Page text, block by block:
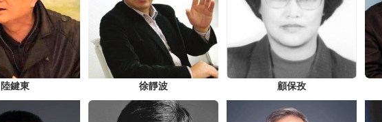
陸鍵東 徐靜波 顧保孜